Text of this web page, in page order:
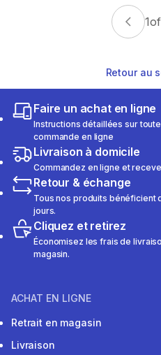
1of
Retour au
Faire un achat en ligne
Instructions détaillées sur
commande en ligne
Livraison à domicile
Commandez en ligne et
Retour & échange
Tous nos produits bénéficient
jours.
Cliquez et retirez
Économisez les frais de
magasin.
ACHAT EN LIGNE
Retrait en magasin
Livraison